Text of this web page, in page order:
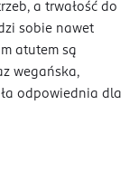
a trwałość do
sobie nawet
atutem są
wegańska,
odpowiednia dla